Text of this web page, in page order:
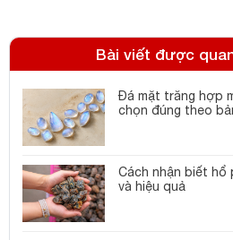
Bài viết được
Đá mặt trăng hợp
chọn đúng theo
Cách nhận biết hổ
và hiệu quả